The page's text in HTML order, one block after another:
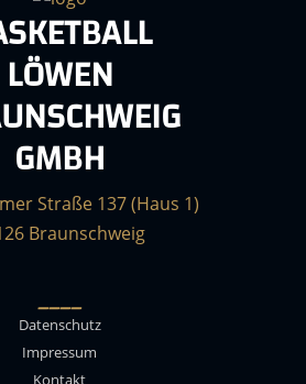
LÖWEN
GMBH
Straße 137 (Haus 1)
Braunschweig
____
Datenschutz
Impressum
Kontakt